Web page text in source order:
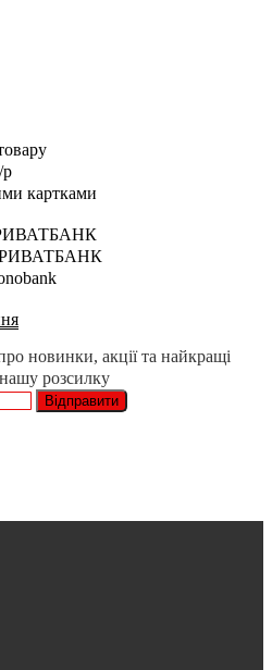
р
картками
ПРИВАТБАНК
новинки, акції та найкращі
розсилку
Відправити